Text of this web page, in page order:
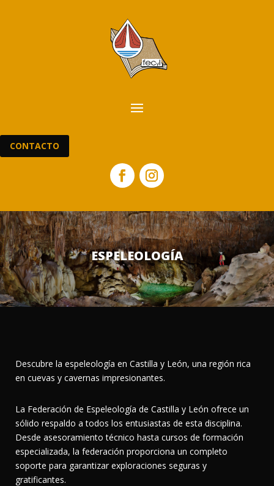
CONTACTO
ESPELEOLOGÍA
Descubre la espeleología en Castilla y León, una región rica
en cuevas y cavernas impresionantes.
La Federación de Espeleología de Castilla y León ofrece un
sólido respaldo a todos los entusiastas de esta disciplina.
Desde asesoramiento técnico hasta cursos de formación
especializada, la federación proporciona un completo
soporte para garantizar exploraciones seguras y
gratificantes.